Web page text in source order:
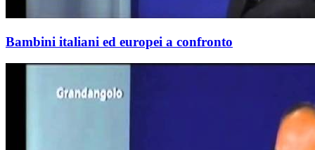
Bambini italiani ed europei a confronto